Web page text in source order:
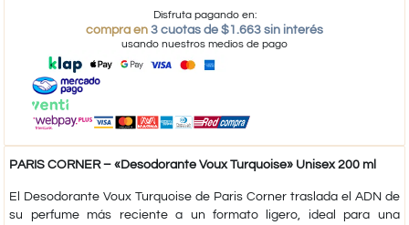
Disfruta pagando en:
compra en 3 cuotas de $1.663 sin interés
usando nuestros medios de pago
PARIS CORNER – «Desodorante Voux Turquoise» Unisex 200 ml
El Desodorante Voux Turquoise de Paris Corner traslada el ADN de
su perfume más reciente a un formato ligero, ideal para una